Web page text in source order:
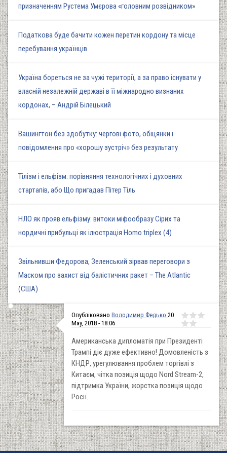
призначенням Рустема Умєрова «головним розвідником»
Податкова буде бачити кожен перетин кордону та місце
перебування українців
Україна бореться не за чужі території, а за право існувати у
власній незалежній державі в її міжнародно визнаних
кордонах, – Андрій Білецький
Вашингтон без здобутку: чергові фото, обіцянки і
повідомлення про «хорошу зустріч» без результату
Тілізм і ельфізм: порівняння технологічних і духовних
стартапів, або Що пригадав Пітер Тіль
НЛО як прояв ельфізму: витоки міфообразу Сірих та
нордичні прибульці як ілюстрація Homo triplex (4)
Звільнивши Федорова, Зеленський зірвав переговори з
Маском про захист від балістичних ракет – The Atlantic
(США)
Опубліковано Володимир Федько 20
May, 2018 - 18:06
Американська дипломатія при Президенті
Трампі діє дуже ефективно! Домовленість з
КНДР, урегулювання проблем торгівлі з
Китаєм, чітка позиція щодо Nord Stream-2,
підтримка України, жорстка позиція щодо
Росії.